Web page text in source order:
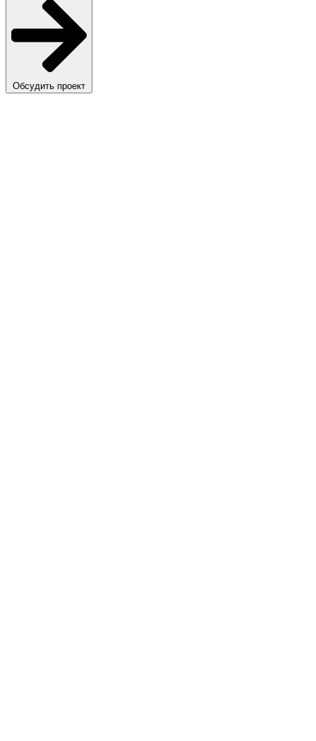
Обсудить проект